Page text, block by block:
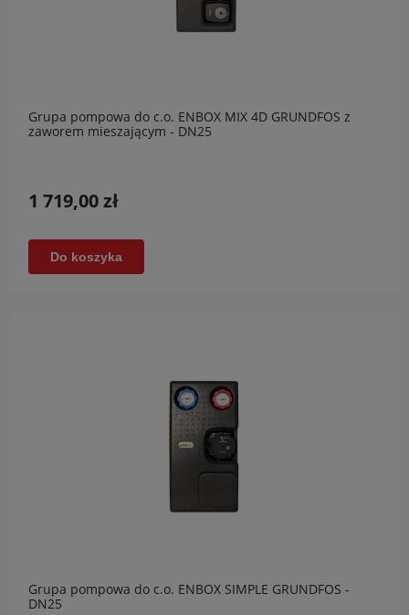
Grupa pompowa do c.o. ENBOX MIX 4D GRUNDFOS z
zaworem mieszającym - DN25
1 719,00 zł
Do koszyka
Grupa pompowa do c.o. ENBOX SIMPLE GRUNDFOS -
DN25